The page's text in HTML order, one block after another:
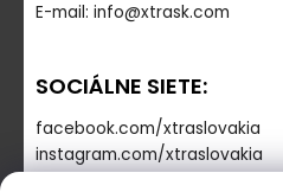
E-mail: info@xtrask.com
SOCIÁLNE SIETE:
facebook.com/xtraslovakia
instagram.com/xtraslovakia